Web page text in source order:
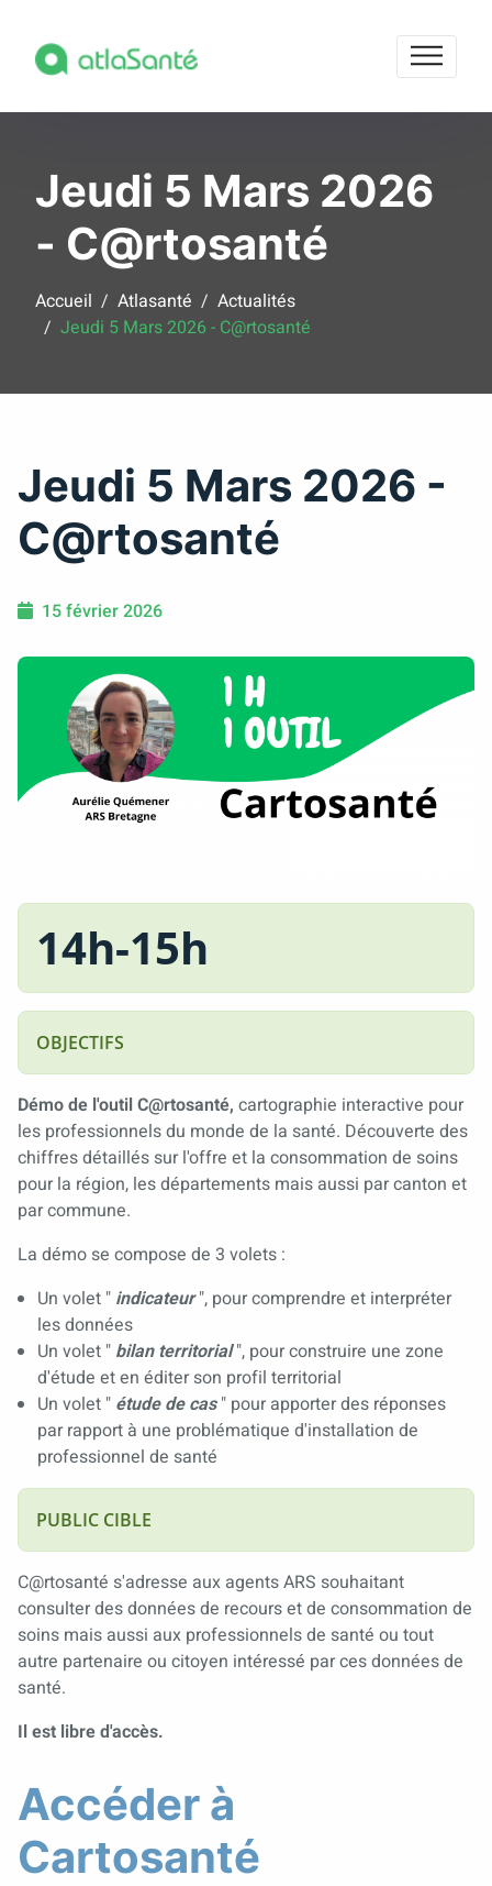
Jeudi 5 Mars 2026
- C@rtosanté
Accueil Atlasanté
Actualités
Jeudi 5 Mars 2026 - C@rtosanté
Jeudi 5 Mars 2026 -
C@rtosanté
15 février 2026
14h-15h
OBJECTIFS
Démo de l'outil C@rtosanté, cartographie interactive pour
les professionnels du monde de la santé. Découverte des
chiffres détaillés sur l'offre et la consommation de soins
pour la région, les départements mais aussi par canton et
par commune.
La démo se compose de 3 volets :
Un volet " indicateur", pour comprendre et interpréter
les données
Un volet " bilan territorial", pour construire une zone
d'étude et en éditer son profil territorial
Un volet " étude de cas" pour apporter des réponses
par rapport à une problématique d'installation de
professionnel de santé
PUBLIC CIBLE
C@rtosanté s'adresse aux agents ARS souhaitant
consulter des données de recours et de consommation de
soins mais aussi aux professionnels de santé ou tout
autre partenaire ou citoyen intéressé par ces données de
santé.
Il est libre d'accès.
Accéder à
Cartosanté